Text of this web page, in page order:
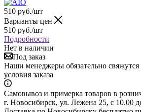
510 руб./шт
Варианты цен
510 руб./шт
Подробности
Нет в наличии
Под заказ
Наши менеджеры обязательно свяжутся
условия заказа
Самовывоз и примерка товаров в
г. Новосибирск, ул. Лежена 25, с 10.00